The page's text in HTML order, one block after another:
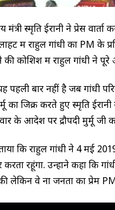
मंत्री स्मृति ईरानी ने प्रेस
में राहुल गांधी का PM के
कोशिश में राहुल गांधी ने
पहली बार नहीं है जब गांधी
मुर्मू का जिक्र करते हुए स्मृति
के आदेश पर द्रौपदी मुर्मू
कि राहुल गांधी ने 4 मई
करता रहूंगा. उन्होंने कहा कि
लेकिन वे ना जनता का प्रेम